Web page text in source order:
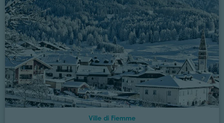
Ville di Fiemme